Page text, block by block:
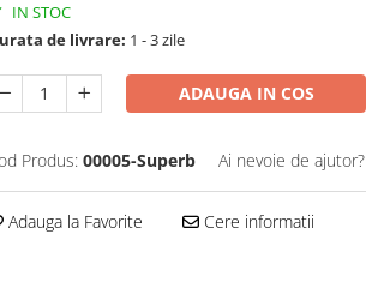
IN STOC
de livrare: 1 - 3 zile
ADAUGA IN COS
Produs: 00005-Superb Ai nevoie de ajutor?
Adauga la Favorite Cere informatii